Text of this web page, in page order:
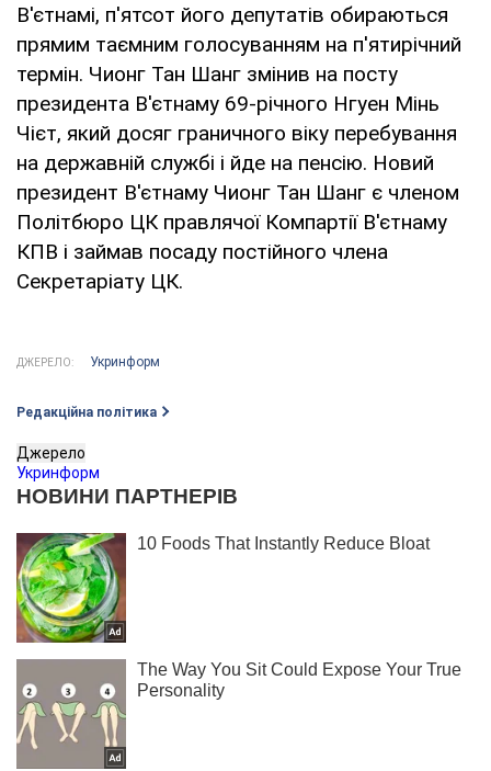
В'єтнамі, п'ятсот його депутатів обираються
прямим таємним голосуванням на п'ятирічний
термін. Чионг Тан Шанг змінив на посту
президента В'єтнаму 69-річного Нгуен Мінь
Чієт, який досяг граничного віку перебування
на державній службі і йде на пенсію. Новий
президент В'єтнаму Чионг Тан Шанг є членом
Політбюро ЦК правлячої Компартії В'єтнаму
КПВ і займав посаду постійного члена
Секретаріату ЦК.
ДЖЕРЕЛО: Укринформ
Редакційна політика
Джерело
Укринформ